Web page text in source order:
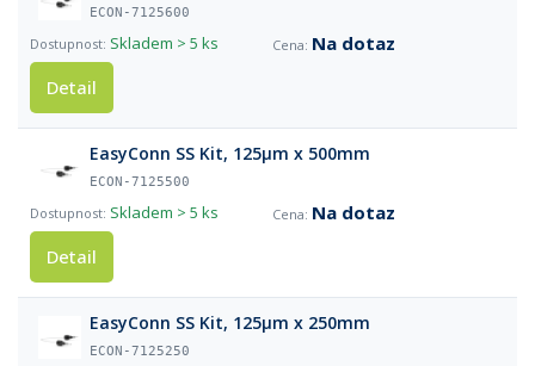
ECON-7125600
Skladem > 5 ks
Na dotaz
Detail
EasyConn SS Kit, 125µm x 500mm
ECON-7125500
Skladem > 5 ks
Na dotaz
Detail
EasyConn SS Kit, 125µm x 250mm
ECON-7125250